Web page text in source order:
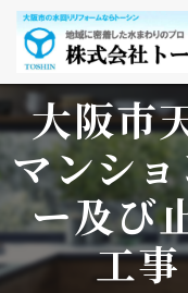
大阪市
マンシ
ー及び
工